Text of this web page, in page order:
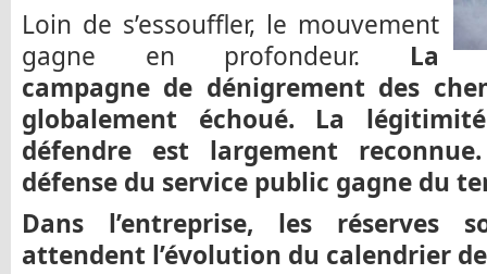
Loin de s’essouffler, le mouvement
gagne en profondeur. La
campagne de dénigrement des
globalement échoué. La
défendre est largement
défense du service public gagne du
Dans l’entreprise, les réserves
attendent l’évolution du calendrier